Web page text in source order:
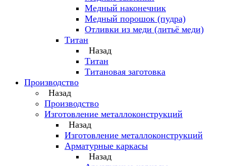
Медный наконечник
Медный порошок (пудра)
Отливки из меди (литьё меди)
Титан
Назад
Титан
Титановая заготовка
Производство
Назад
Производство
Изготовление металлоконструкций
Назад
Изготовление металлоконструкций
Арматурные каркасы
Назад